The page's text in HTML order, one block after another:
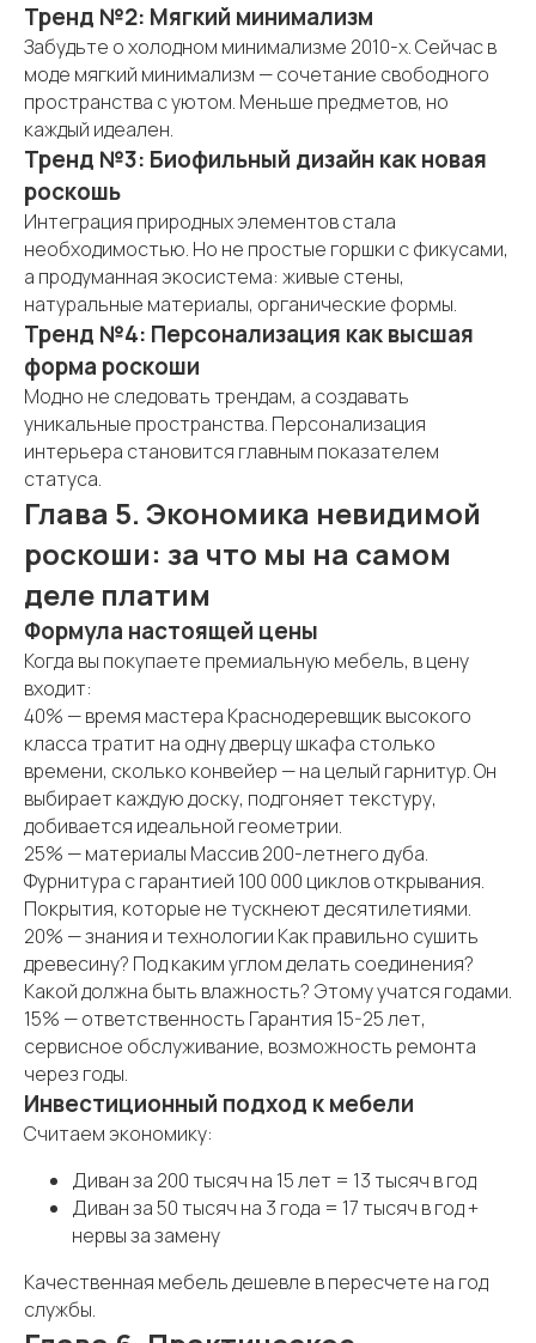
Тренд №2: Мягкий минимализм
Забудьте о холодном минимализме 2010-х. Сейчас в
моде мягкий минимализм — сочетание свободного
пространства с уютом. Меньше предметов, но
каждый идеален.
Тренд №3: Биофильный дизайн как новая
роскошь
Интеграция природных элементов стала
необходимостью. Но не простые горшки с фикусами,
а продуманная экосистема: живые стены,
натуральные материалы, органические формы.
Тренд №4: Персонализация как высшая
форма роскоши
Модно не следовать трендам, а создавать
уникальные пространства. Персонализация
интерьера становится главным показателем
статуса.
Глава 5. Экономика невидимой
роскоши: за что мы на самом
деле платим
Формула настоящей цены
Когда вы покупаете премиальную мебель, в цену
входит:
40% — время мастера Краснодеревщик высокого
класса тратит на одну дверцу шкафа столько
времени, сколько конвейер — на целый гарнитур. Он
выбирает каждую доску, подгоняет текстуру,
добивается идеальной геометрии.
25% — материалы Массив 200-летнего дуба.
Фурнитура с гарантией 100 000 циклов открывания.
Покрытия, которые не тускнеют десятилетиями.
20% — знания и технологии Как правильно сушить
древесину? Под каким углом делать соединения?
Какой должна быть влажность? Этому учатся годами.
15% — ответственность Гарантия 15-25 лет,
сервисное обслуживание, возможность ремонта
через годы.
Инвестиционный подход к мебели
Считаем экономику:
Диван за 200 тысяч на 15 лет = 13 тысяч в год
Диван за 50 тысяч на 3 года = 17 тысяч в год +
нервы за замену
Качественная мебель дешевле в пересчете на год
службы.